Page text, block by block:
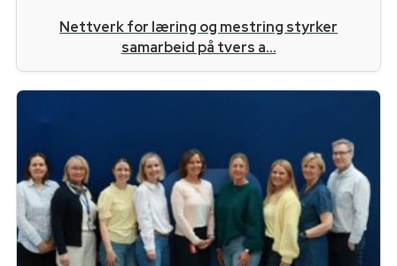
Nettverk for læring og mestring styrker
samarbeid på tvers a...